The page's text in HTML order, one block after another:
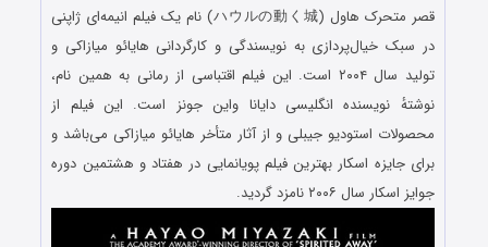
قصر متحرک هاول (ハウルの動く城) نام یک فیلم انیمه‌ای ژاپنی
در سبک خیال‌پردازی به نویسندگی و کارگردانی هایائو میازاکی و
تولید سال ۲۰۰۴ است. این فیلم اقتباسی از رمانی به همین نام،
نوشتهٔ نویسنده انگلیسی دایانا واین جونز است. این فیلم از
محصولات استودیو جیبلی و از آثار متأخر هایائو میازاکی می‌باشد و
برای جایزه اسکار بهترین فیلم پویانمایی در هفتاد و هشتمین دوره
جوایز اسکار سال ۲۰۰۶ نامزد گردید.